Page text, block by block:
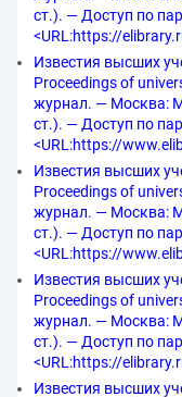
ст.). — Доступ по
<URL:https://
Известия высших
Proceedings of
журнал. — Москва:
ст.). — Доступ по
<URL:https://
Известия высших
Proceedings of
журнал. — Москва:
ст.). — Доступ по
<URL:https://
Известия высших
Proceedings of
журнал. — Москва:
ст.). — Доступ по
<URL:https://
Известия высших